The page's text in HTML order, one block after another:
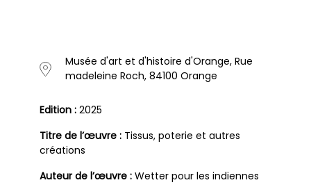
Musée d'art et d'histoire d'Orange, Rue
madeleine Roch, 84100 Orange
Edition : 2025
Titre de l’œuvre : Tissus, poterie et autres
créations
Auteur de l’œuvre : Wetter pour les indiennes